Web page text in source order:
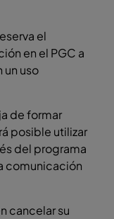
el
en el PGC a
uso
de formar
posible utilizar
del programa
comunicación
cancelar su